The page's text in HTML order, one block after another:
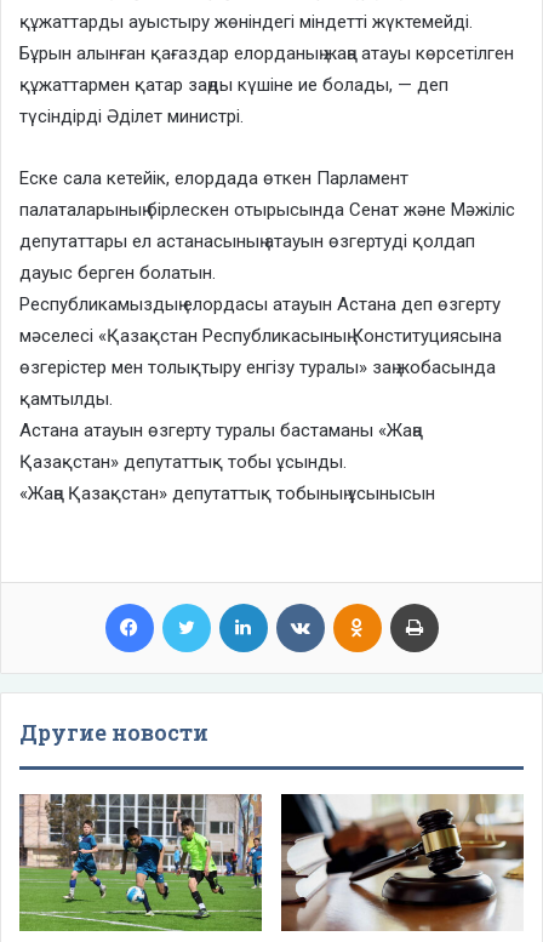
құжаттарды ауыстыру жөніндегі міндетті жүктемейді.
Бұрын алынған қағаздар елорданың жаңа атауы көрсетілген
құжаттармен қатар заңды күшіне ие болады, — деп
түсіндірді Әділет министрі.
Еске сала кетейік, елордада өткен Парламент
палаталарының бірлескен отырысында Сенат және Мәжіліс
депутаттары ел астанасының атауын өзгертуді қолдап
дауыс берген болатын.
Республикамыздың елордасы атауын Астана деп өзгерту
мәселесі «Қазақстан Республикасының Конституциясына
өзгерістер мен толықтыру енгізу туралы» заң жобасында
қамтылды.
Астана атауын өзгерту туралы бастаманы «Жаңа
Қазақстан» депутаттық тобы ұсынды.
«Жаңа Қазақстан» депутаттық тобының ұсынысын
Facebook Twitter LinkedIn VKontakteOdnoklassniki
Другие новости